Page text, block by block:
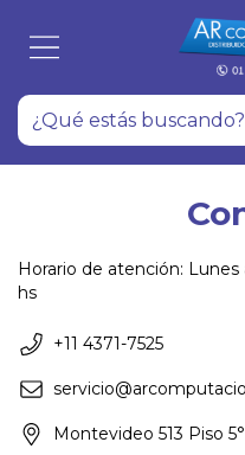
Horario de atención: Lunes
hs
+11 4371-7525
Montevideo 513 Piso